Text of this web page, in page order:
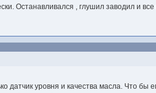
Останавливался , глушил заводил и
датчик уровня и качества масла. Что бы